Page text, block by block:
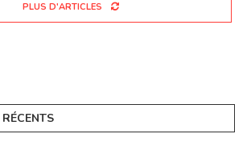
PLUS D'ARTICLES